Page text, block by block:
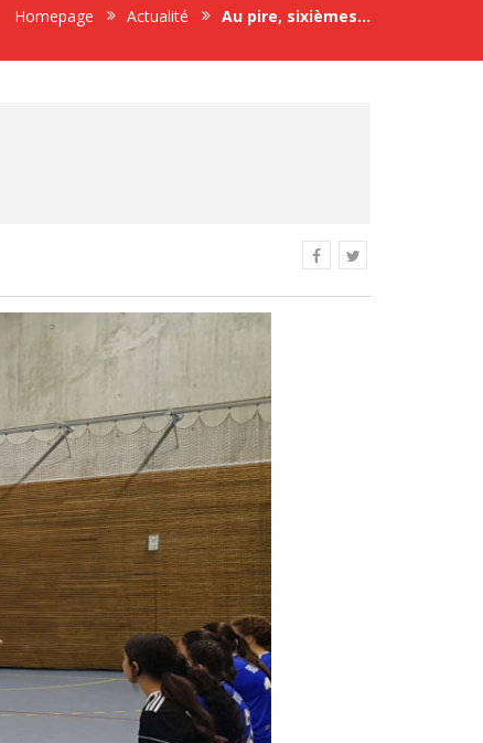
Homepage Actualité Au pire, sixièmes…